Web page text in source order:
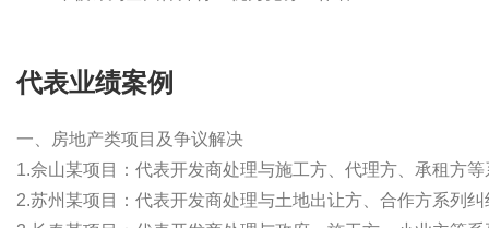
代表业绩案例
一、房地产类项目及争议解决
1.佘山某项目：代表开发商处理与施工方、代理方、承租方等
2.苏州某项目：代表开发商处理与土地出让方、合作方系列纠